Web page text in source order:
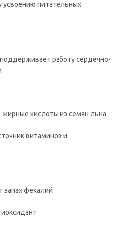
усвоению питательных
работу сердечно-
жирные кислоты из семян льна
витаминов и
фекалий